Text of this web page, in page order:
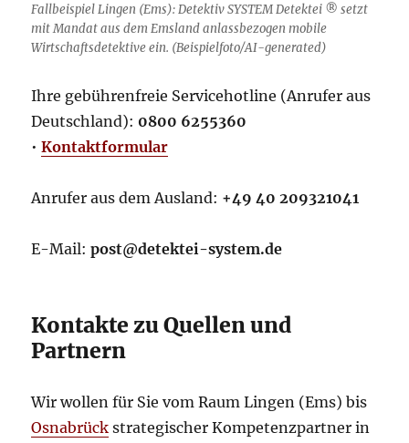
Fallbeispiel Lingen (Ems): Detektiv SYSTEM Detektei ® setzt
mit Mandat aus dem Emsland anlassbezogen mobile
Wirtschaftsdetektive ein. (Beispielfoto/AI-generated)
Ihre gebührenfreie Servicehotline (Anrufer aus
Deutschland): 0800 6255360
•Kontaktformular
Anrufer aus dem Ausland: +49 40 209321041
E-Mail:post@detektei-system.de
Kontakte zu Quellen und
Partnern
Wir wollen für Sie vom Raum Lingen (Ems) bis
Osnabrück strategischer Kompetenzpartner in